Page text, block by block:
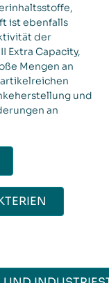
ist ebenfalls
der
Extra Capacity,
Mengen an
und
an